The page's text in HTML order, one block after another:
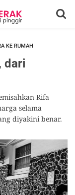
KE RUMAH
dari
Rifa
selama
diyakini benar.